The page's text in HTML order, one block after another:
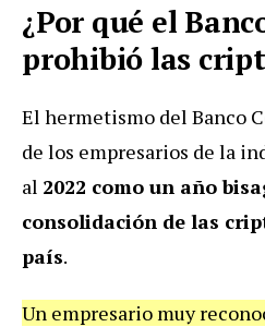
¿Por qué el
prohibió las
El hermetismo del Banco
de los empresarios de la
al 2022 como un año
consolidación de las
país.
Un empresario muy